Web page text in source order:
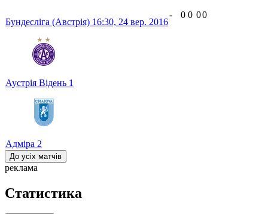
Бундесліга (Австрія) 16:30, 24 вер. 2016
Аустрія Відень 1
Адміра 2
- 0 0 00
До усіх матчів
реклама
Статистика